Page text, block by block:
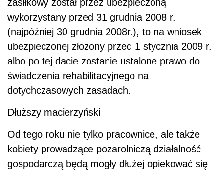
zasiłkowy został przez ubezpieczoną
wykorzystany przed 31 grudnia 2008 r.
(najpóźniej 30 grudnia 2008r.), to na wniosek
ubezpieczonej złożony przed 1 stycznia 2009 r.
albo po tej dacie zostanie ustalone prawo do
świadczenia rehabilitacyjnego na
dotychczasowych zasadach.
Dłuższy macierzyński
Od tego roku nie tylko pracownice, ale także
kobiety prowadzące pozarolniczą działalność
gospodarczą będą mogły dłużej opiekować się